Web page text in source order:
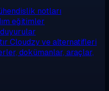
notları
eğitimler
duyurular
Cloudzy ve alternatifleri
dokümanlar, araçlar,